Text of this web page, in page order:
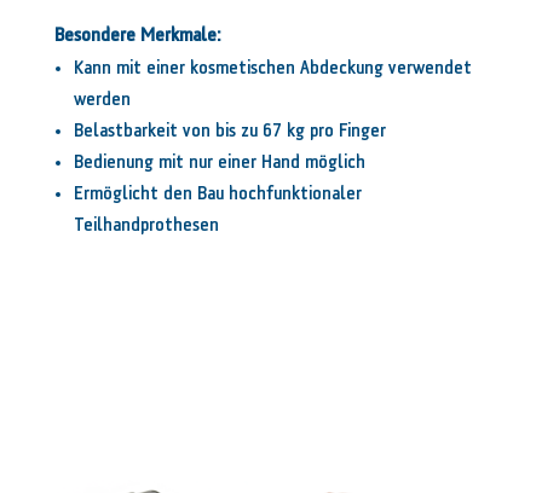
Besondere Merkmale:
Kann mit einer kosmetischen Abdeckung verwendet
werden
Belastbarkeit von bis zu 67 kg pro Finger
Bedienung mit nur einer Hand möglich
Ermöglicht den Bau hochfunktionaler
Teilhandprothesen